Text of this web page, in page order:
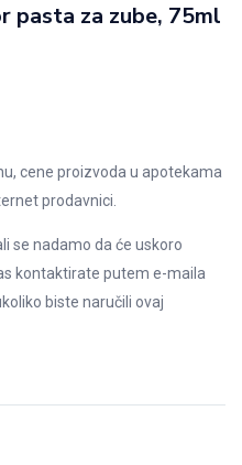
pasta za zube, 75ml
cene proizvoda u apotekama
prodavnici.
se nadamo da će uskoro
kontaktirate putem e-maila
biste naručili ovaj